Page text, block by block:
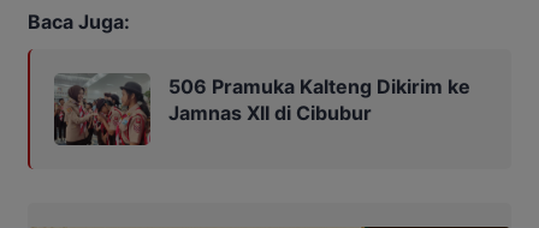
Baca Juga:
506 Pramuka Kalteng Dikirim ke
Jamnas XII di Cibubur